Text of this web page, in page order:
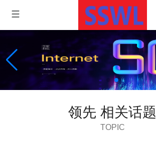
领先 相关话题
TOPIC